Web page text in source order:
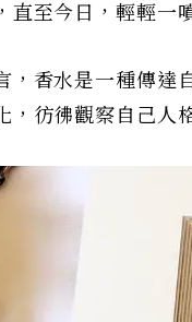
直至今日，輕輕一
，香水是一種傳達
，彷彿觀察自己人